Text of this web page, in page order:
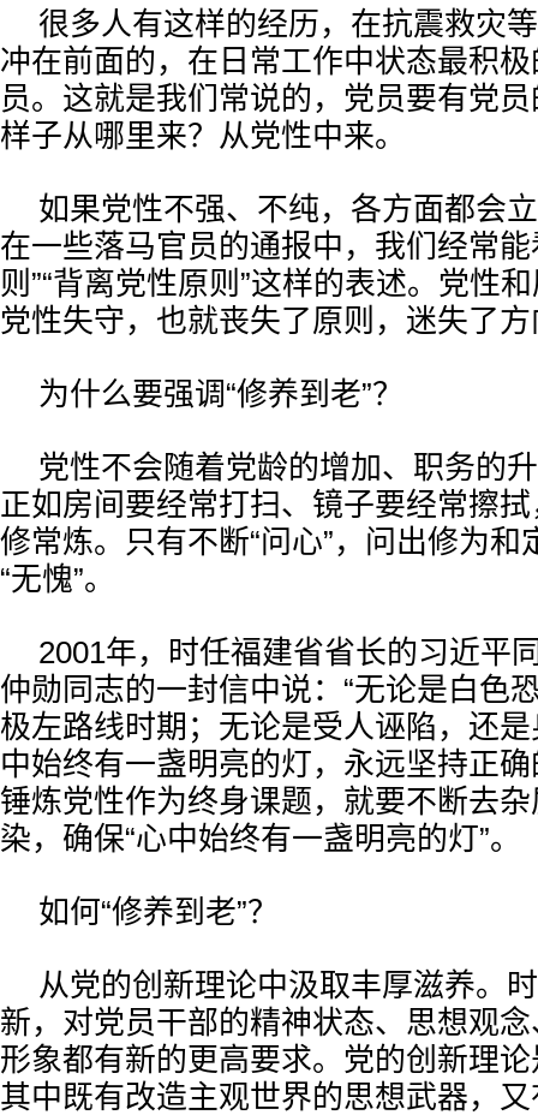
很多人有这样的经历，在抗震救灾
冲在前面的，在日常工作中状态最积
员。这就是我们常说的，党员要有党
样子从哪里来？从党性中来。
如果党性不强、不纯，各方面都会
在一些落马官员的通报中，我们经常能
则”“背离党性原则”这样的表述。党性
党性失守，也就丧失了原则，迷失了
为什么要强调“修养到老”？
党性不会随着党龄的增加、职务的
正如房间要经常打扫、镜子要经常擦
修常炼。只有不断“问心”，问出修为和
“无愧”。
2001年，时任福建省省长的习近平
仲勋同志的一封信中说：“无论是白色
极左路线时期；无论是受人诬陷，还
中始终有一盏明亮的灯，永远坚持正
锤炼党性作为终身课题，就要不断去
染，确保“心中始终有一盏明亮的灯”。
如何“修养到老”？
从党的创新理论中汲取丰厚滋养。
新，对党员干部的精神状态、思想观
形象都有新的更高要求。党的创新理
其中既有改造主观世界的思想武器，